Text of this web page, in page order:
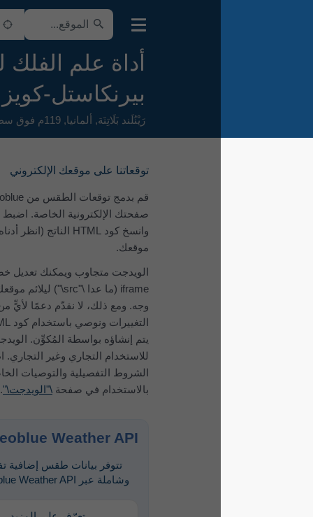
أداة علم الفلك لـ
بيرنكاستل-كويز
119م فوق سطح البحر
توقعاتنا على موقعك الإلكتروني
قم بدمج توقعات الطقس من meteoblue في
صفحتك الإلكترونية الخاصة. اضبط المعلمات
وانسخ كود ‎HTML‎ الناتج (انظر أدناه) إلى
الويدجت متجاوب ويمكنك تعديل خصائص
iframe (ما عدا \"src\") ليلائم موقعك على أفضل
وجه. ومع ذلك، لا نقدّم دعمًا لأيٍّ من هذه
التغييرات ونوصي باستخدام كود HTML الذي
يتم إنشاؤه بواسطة المُكوِّن. الويدجت مجاني
للاستخدام التجاري وغير التجاري. اطلع على
الشروط التفصيلية والتوصيات الخاصة
بالاستخدام في صفحة\"الويدجت\".
meteoblue Weather API
تتوفر بيانات طقس إضافية تفصيلية